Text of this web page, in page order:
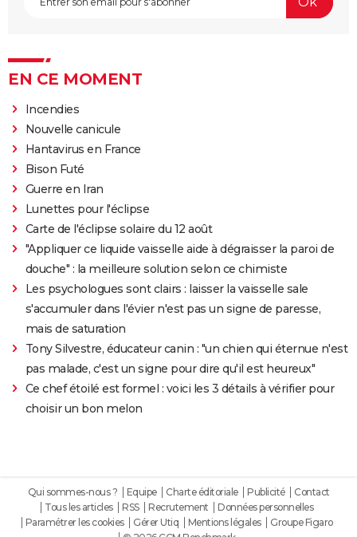
EN CE MOMENT
Incendies
Nouvelle canicule
Hantavirus en France
Bison Futé
Guerre en Iran
Lunettes pour l'éclipse
Carte de l'éclipse solaire du 12 août
"Appliquer ce liquide vaisselle aide à dégraisser la paroi de
douche" : la meilleure solution selon ce chimiste
Les psychologues sont clairs : laisser la vaisselle sale
s'accumuler dans l'évier n'est pas un signe de paresse,
mais de saturation
Tony Silvestre, éducateur canin : "un chien qui éternue n'est
pas malade, c'est un signe pour dire qu'il est heureux"
Ce chef étoilé est formel : voici les 3 détails à vérifier pour
choisir un bon melon
Qui sommes-nous ? Equipe Charte éditoriale Publicité
Contact
Tous les articles
RSS Recrutement
Données personnelles
Paramétrer les cookies
Gérer Utiq Mentions légales
Groupe Figaro